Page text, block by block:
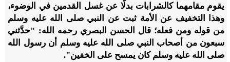
يقوم مقامهما كالشرابات بدلًا عن غسل القدمين في الوضوء،
وهذا التخفيف عن الأمة ثبت عن النبي صلى الله عليه وسلم
من قوله ومن فعله؛ قال الحسن البصري رحمه الله: "حدَّثني
سبعون من أصحاب النبي صلى الله عليه وسلم أن رسول الله
صلى الله عليه وسلم كان يمسح على الخفين".